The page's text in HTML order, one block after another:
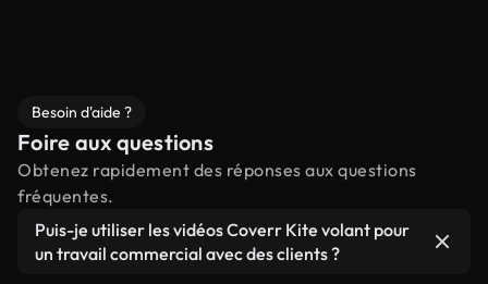
Besoin d'aide ?
Foire aux questions
Obtenez rapidement des réponses aux questions
fréquentes.
Puis-je utiliser les vidéos Coverr Kite volant pour
un travail commercial avec des clients ?